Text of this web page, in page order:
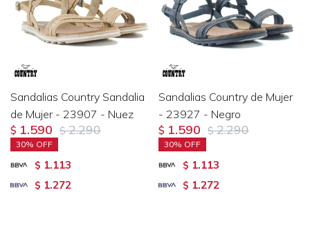
Sandalias Country Sandalia
de Mujer - 23907 - Nuez
$ 1.590 $ 2.290
30
$ 1.113
$ 1.272
Sandalias Country de Mujer
- 23927 - Negro
$ 1.590 $ 2.290
30
$ 1.113
$ 1.272